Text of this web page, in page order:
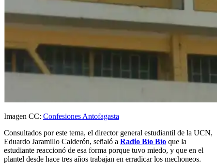
Imagen CC: Confesiones Antofagasta
Consultados por este tema, el director general estudiantil de la UCN,
Eduardo Jaramillo Calderón, señaló a Radio Bío Bío que la
estudiante reaccionó de esa forma porque tuvo miedo, y que en el
plantel desde hace tres años trabajan en erradicar los mechoneos.